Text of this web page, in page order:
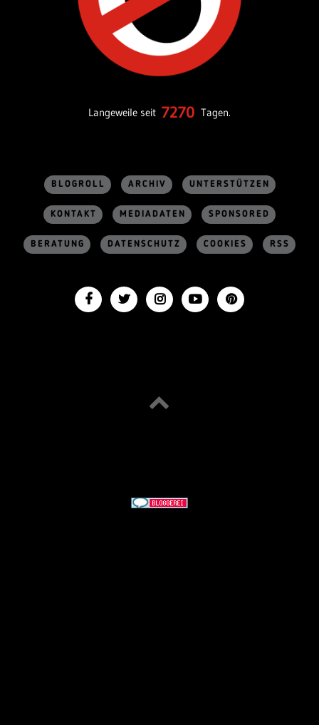
Langeweile seit 7270 Tagen.
BLOGROLL ARCHIV UNTERSTÜTZEN
KONTAKT MEDIADATEN SPONSORED
BERATUNG DATENSCHUTZ COOKIES RSS